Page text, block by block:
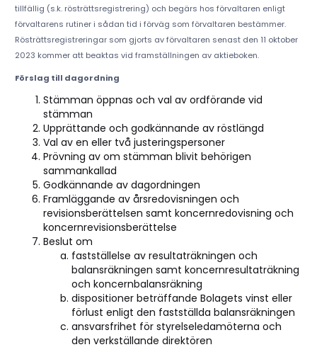
tillfällig (s.k. rösträttsregistrering) och begärs hos förvaltaren enligt
förvaltarens rutiner i sådan tid i förväg som förvaltaren bestämmer.
Rösträttsregistreringar som gjorts av förvaltaren senast den 11 oktober
2023 kommer att beaktas vid framställningen av aktieboken.
Förslag till dagordning
Stämman öppnas och val av ordförande vid
stämman
Upprättande och godkännande av röstlängd
Val av en eller två justeringspersoner
Prövning av om stämman blivit behörigen
sammankallad
Godkännande av dagordningen
Framläggande av årsredovisningen och
revisionsberättelsen samt koncernredovisning och
koncernrevisionsberättelse
Beslut om
fastställelse av resultaträkningen och
balansräkningen samt koncernresultaträkning
och koncernbalansräkning
dispositioner beträffande Bolagets vinst eller
förlust enligt den fastställda balansräkningen
ansvarsfrihet för styrelseledamöterna och
den verkställande direktören